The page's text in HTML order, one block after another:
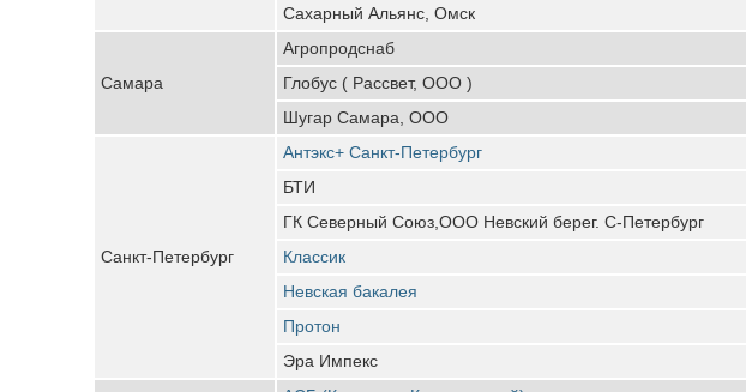
Сахарный Альянс, Омск
Самара
Агропродснаб
Глобус ( Рассвет, ООО )
Шугар Самара, ООО
Санкт-Петербург
Антэкс+ Санкт-Петербург
БТИ
ГК Северный Союз,ООО Невский берег. С-Петербург
Классик
Невская бакалея
Протон
Эра Импекс